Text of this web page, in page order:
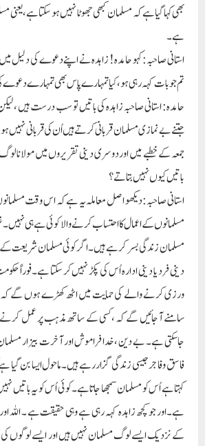
بھی کہا گیا ہے کہ مسلمان کبھی جھوٹا نہیں ہو سکتا ہے، یعنی
ہے۔
استانی صاحبہ: کہو حامدہ ! زاہدہ نے اپنے دعوے کی دلیل
تم جو بات کہہ رہی ہو ، کیا تمہارے پاس بھی تمہارے دعوے
حامدہ: استانی صاحبہ زاہدہ کی باتیں تو سب درست ہیں ،
جتنے بے نمازی مسلمان قربانی کرتے ہیں اُن کی قربانی نہیں
جمعہ کے خطبے میں اور دوسری دینی تقریروں میں مولانا
باتیں کیوں نہیں بتاتے ؟
استانی صاحبہ: دیکھو اصل معاملہ یہ ہے کہ اس وقت
مسلمانوں کے اعمال کا احتساب کرنے والا کوئی ہے ہی
مسلمان زندگی بسر کر ہے ہیں۔اگر کوئی مسلمان شریعت کے
دینی فرد یا دینی ادارہ اُس کی پکڑ نہیں کر سکتا ہے۔فوراً
ورزی کرنے والے کی حمایت میں اٹھ کھڑے ہوں گے
سامنے آ جائیں گے کہ ،کسی کے ساتھ مذہب پر عمل
جاسکتی ہے۔ بے دین ، خدا فراموش اور آخرت بیزار
فاسق و فاجر جیسی زندگی گزار رہے ہیں۔ ماحول ایسا بن
کہتا ہے اُس کو مسلمان سمجھا جاتا ہے۔کوئی اُس کو یہ باتیں
ہے۔اور جو کچھ زاہدہ کہہ رہی ہے وہی حقیقت ہے ۔
کے نزدیک ایسے لوگ مسلمان نہیں ہیں اور ایسے لوگوں کی